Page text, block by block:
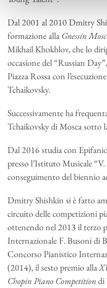
Dal 2001 al 2010 Dmitry
formazione alla Gnessin
Mikhail Khokhlov, che lo
occasione del “Russian
Piazza Rossa con
Tchaikovsky.
Successivamente ha
Tchaikovsky di Mosca sotto
Dal 2016 studia con
presso l’Istituto Musicale
conseguimento del biennio
Dmitry Shishkin si è fatto
circuito delle competizioni
ottenendo nel 2013 il terzo
Internazionale F. Busoni di
Concorso Pianistico
(2014), il sesto premio alla
Chopin Piano Competitiondi